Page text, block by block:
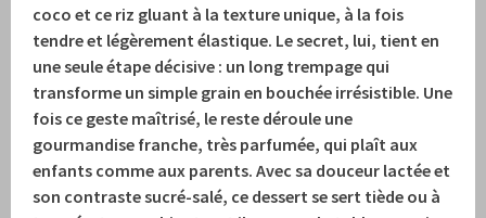
coco et ce riz gluant à la texture unique, à la fois
tendre et légèrement élastique. Le secret, lui, tient en
une seule étape décisive : un long trempage qui
transforme un simple grain en bouchée irrésistible. Une
fois ce geste maîtrisé, le reste déroule une
gourmandise franche, très parfumée, qui plaît aux
enfants comme aux parents. Avec sa douceur lactée et
son contraste sucré-salé, ce dessert se sert tiède ou à